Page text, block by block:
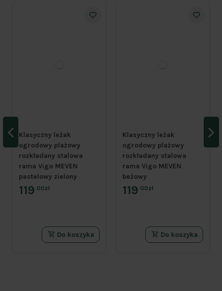
Klasyczny leżak
ogrodowy plażowy
rozkładany stalowa
rama Vigo MEVEN
pastelowy zielony
119 00zł
Do koszyka
Klasyczny leżak
ogrodowy plażowy
rozkładany stalowa
rama Vigo MEVEN
beżowy
119 00zł
Do koszyka